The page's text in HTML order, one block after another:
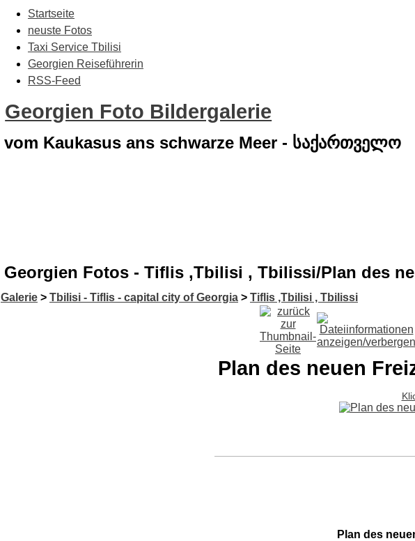
Startseite
neuste Fotos
Taxi Service Tbilisi
Georgien Reiseführerin
RSS-Feed
Georgien Foto Bildergalerie
vom Kaukasus ans schwarze Meer - საქართველო
Georgien Fotos - Tiflis ,Tbilisi , Tbilissi/Plan des
Galerie > Tbilisi - Tiflis - capital city of Georgia > Tiflis ,Tbilisi , Tbilissi
Plan des neuen
Plan des